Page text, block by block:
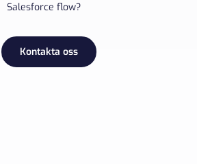
Salesforce flow?
Kontakta oss